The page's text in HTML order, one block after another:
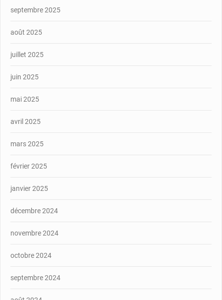
septembre 2025
août 2025
juillet 2025
juin 2025
mai 2025
avril 2025
mars 2025
février 2025
janvier 2025
décembre 2024
novembre 2024
octobre 2024
septembre 2024